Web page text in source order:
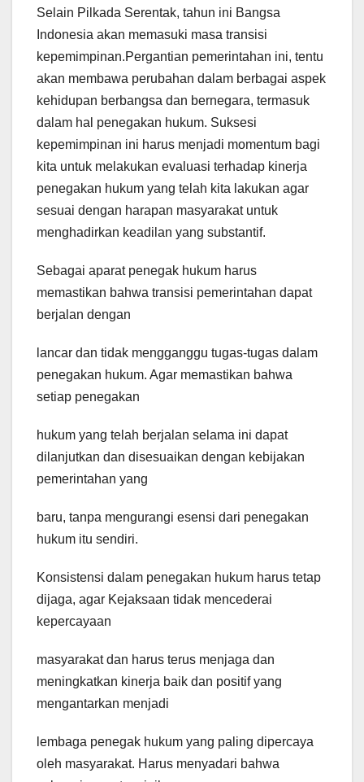
Selain Pilkada Serentak, tahun ini Bangsa
Indonesia akan memasuki masa transisi
kepemimpinan.Pergantian pemerintahan ini, tentu
akan membawa perubahan dalam berbagai aspek
kehidupan berbangsa dan bernegara, termasuk
dalam hal penegakan hukum. Suksesi
kepemimpinan ini harus menjadi momentum bagi
kita untuk melakukan evaluasi terhadap kinerja
penegakan hukum yang telah kita lakukan agar
sesuai dengan harapan masyarakat untuk
menghadirkan keadilan yang substantif.
Sebagai aparat penegak hukum harus
memastikan bahwa transisi pemerintahan dapat
berjalan dengan
lancar dan tidak mengganggu tugas-tugas dalam
penegakan hukum. Agar memastikan bahwa
setiap penegakan
hukum yang telah berjalan selama ini dapat
dilanjutkan dan disesuaikan dengan kebijakan
pemerintahan yang
baru, tanpa mengurangi esensi dari penegakan
hukum itu sendiri.
Konsistensi dalam penegakan hukum harus tetap
dijaga, agar Kejaksaan tidak mencederai
kepercayaan
masyarakat dan harus terus menjaga dan
meningkatkan kinerja baik dan positif yang
mengantarkan menjadi
lembaga penegak hukum yang paling dipercaya
oleh masyarakat. Harus menyadari bahwa